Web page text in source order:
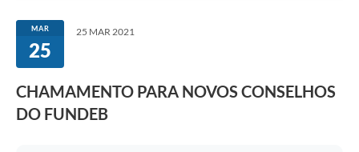
MAR
25
25 MAR 2021
CHAMAMENTO PARA NOVOS CONSELHOS
DO FUNDEB